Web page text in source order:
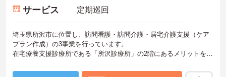
サービス 定期巡回
埼玉県所沢市に位置し、訪問看護・訪問介護・居宅介護支援（ケア
プラン作成）の3事業を行っています。
在宅療養支援診療所である「所沢診療所」の2階にあるメリットを生
極的に支援しています。